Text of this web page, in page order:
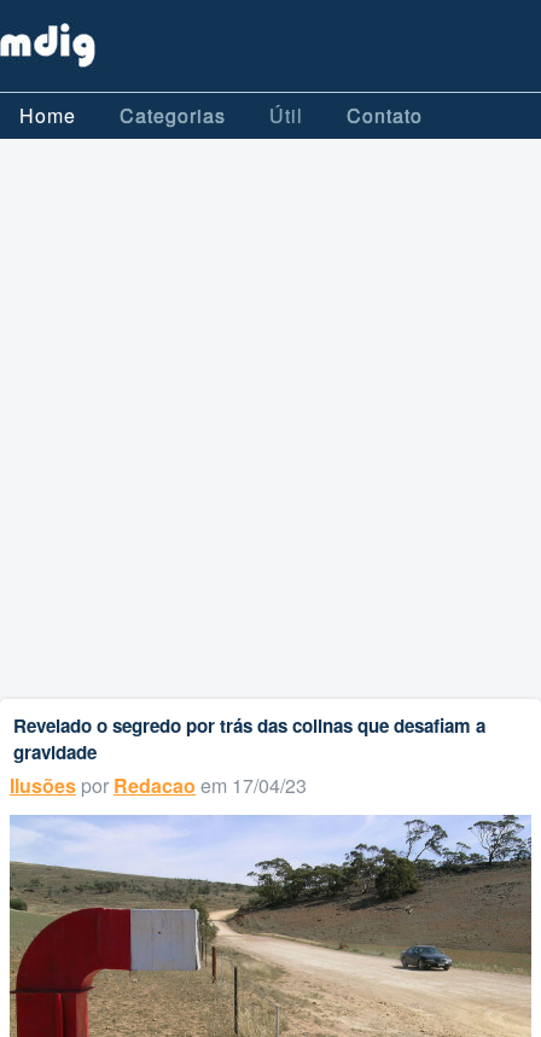
Home Categorias Útil Contato
Revelado o segredo por trás das colinas que desafiam a
gravidade
Ilusões por Redacao em 17/04/23